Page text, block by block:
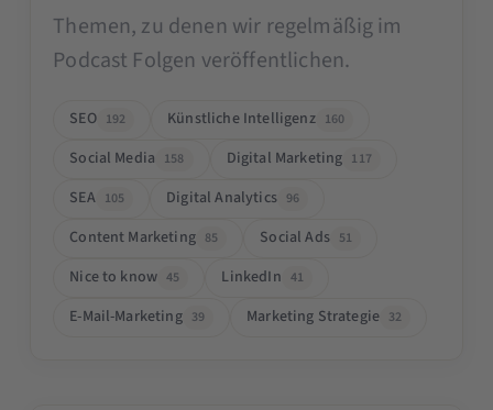
Themen, zu denen wir regelmäßig im
Podcast Folgen veröffentlichen.
SEO 192 Künstliche Intelligenz 160
Social Media 158 Digital Marketing 117
SEA 105 Digital Analytics 96
Content Marketing 85 Social Ads 51
Nice to know 45 LinkedIn 41
E-Mail-Marketing 39 Marketing Strategie 32